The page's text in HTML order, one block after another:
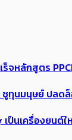
ร็จหลักสูตร
ชูทุนมนุษย์ ปลด
ป็นเครื่องยนต์ใ